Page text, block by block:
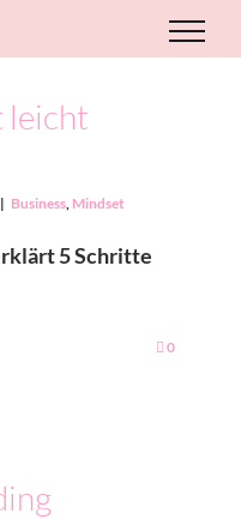
leicht
| Business, Mindset
5 Schritte
0